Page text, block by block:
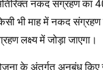
नकद संग्रहण का
भी माह में नकद
लक्ष्य में जोड़ा जाएगा।
के अंतर्गत अनुबंध किए